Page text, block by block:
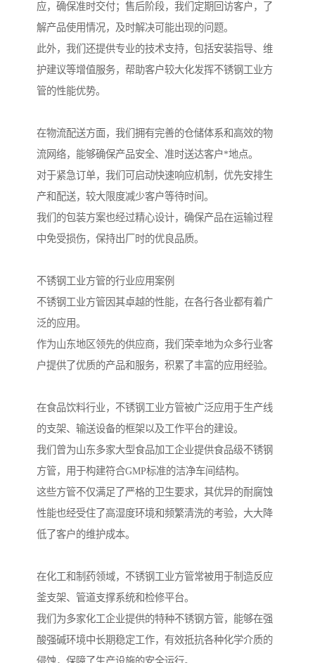
应，确保准时交付；售后阶段，我们定期回访客户，了
解产品使用情况，及时解决可能出现的问题。
此外，我们还提供专业的技术支持，包括安装指导、维
护建议等增值服务，帮助客户较大化发挥不锈钢工业方
管的性能优势。
在物流配送方面，我们拥有完善的仓储体系和高效的物
流网络，能够确保产品安全、准时送达客户*地点。
对于紧急订单，我们可启动快速响应机制，优先安排生
产和配送，较大限度减少客户等待时间。
我们的包装方案也经过精心设计，确保产品在运输过程
中免受损伤，保持出厂时的优良品质。
不锈钢工业方管的行业应用案例
不锈钢工业方管因其卓越的性能，在各行各业都有着广
泛的应用。
作为山东地区领先的供应商，我们荣幸地为众多行业客
户提供了优质的产品和服务，积累了丰富的应用经验。
在食品饮料行业，不锈钢工业方管被广泛应用于生产线
的支架、输送设备的框架以及工作平台的建设。
我们曾为山东多家大型食品加工企业提供食品级不锈钢
方管，用于构建符合GMP标准的洁净车间结构。
这些方管不仅满足了严格的卫生要求，其优异的耐腐蚀
性能也经受住了高湿度环境和频繁清洗的考验，大大降
低了客户的维护成本。
在化工和制药领域，不锈钢工业方管常被用于制造反应
釜支架、管道支撑系统和检修平台。
我们为多家化工企业提供的特种不锈钢方管，能够在强
酸强碱环境中长期稳定工作，有效抵抗各种化学介质的